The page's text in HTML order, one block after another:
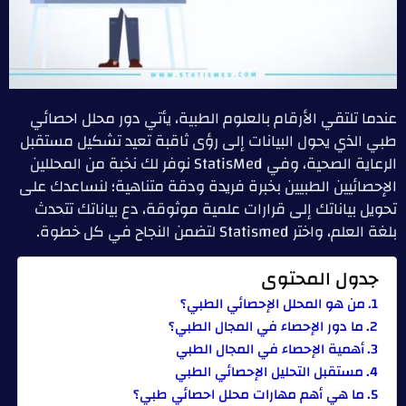
عندما تلتقي الأرقام بالعلوم الطبية، يأتي دور محلل احصائي
طبي الذي يحول البيانات إلى رؤى ثاقبة تعيد تشكيل مستقبل
الرعاية الصحية، وفي StatisMed نوفر لك نخبة من المحللين
الإحصائيين الطبيين بخبرة فريدة ودقة متناهية؛ لنساعدك على
تحويل بياناتك إلى قرارات علمية موثوقة، دع بياناتك تتحدث
بلغة العلم، واختر Statismed لتضمن النجاح في كل خطوة.
جدول المحتوى
من هو المحلل الإحصائي الطبي؟
ما دور الإحصاء في المجال الطبي؟
أهمية الإحصاء في المجال الطبي
مستقبل التحليل الإحصائي الطبي
ما هي أهم مهارات محلل احصائي طبي؟